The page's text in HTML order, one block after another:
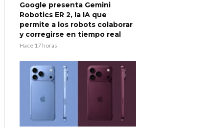
Google presenta Gemini
Robotics ER 2, la IA que
permite a los robots colaborar
y corregirse en tiempo real
Hace 17 horas